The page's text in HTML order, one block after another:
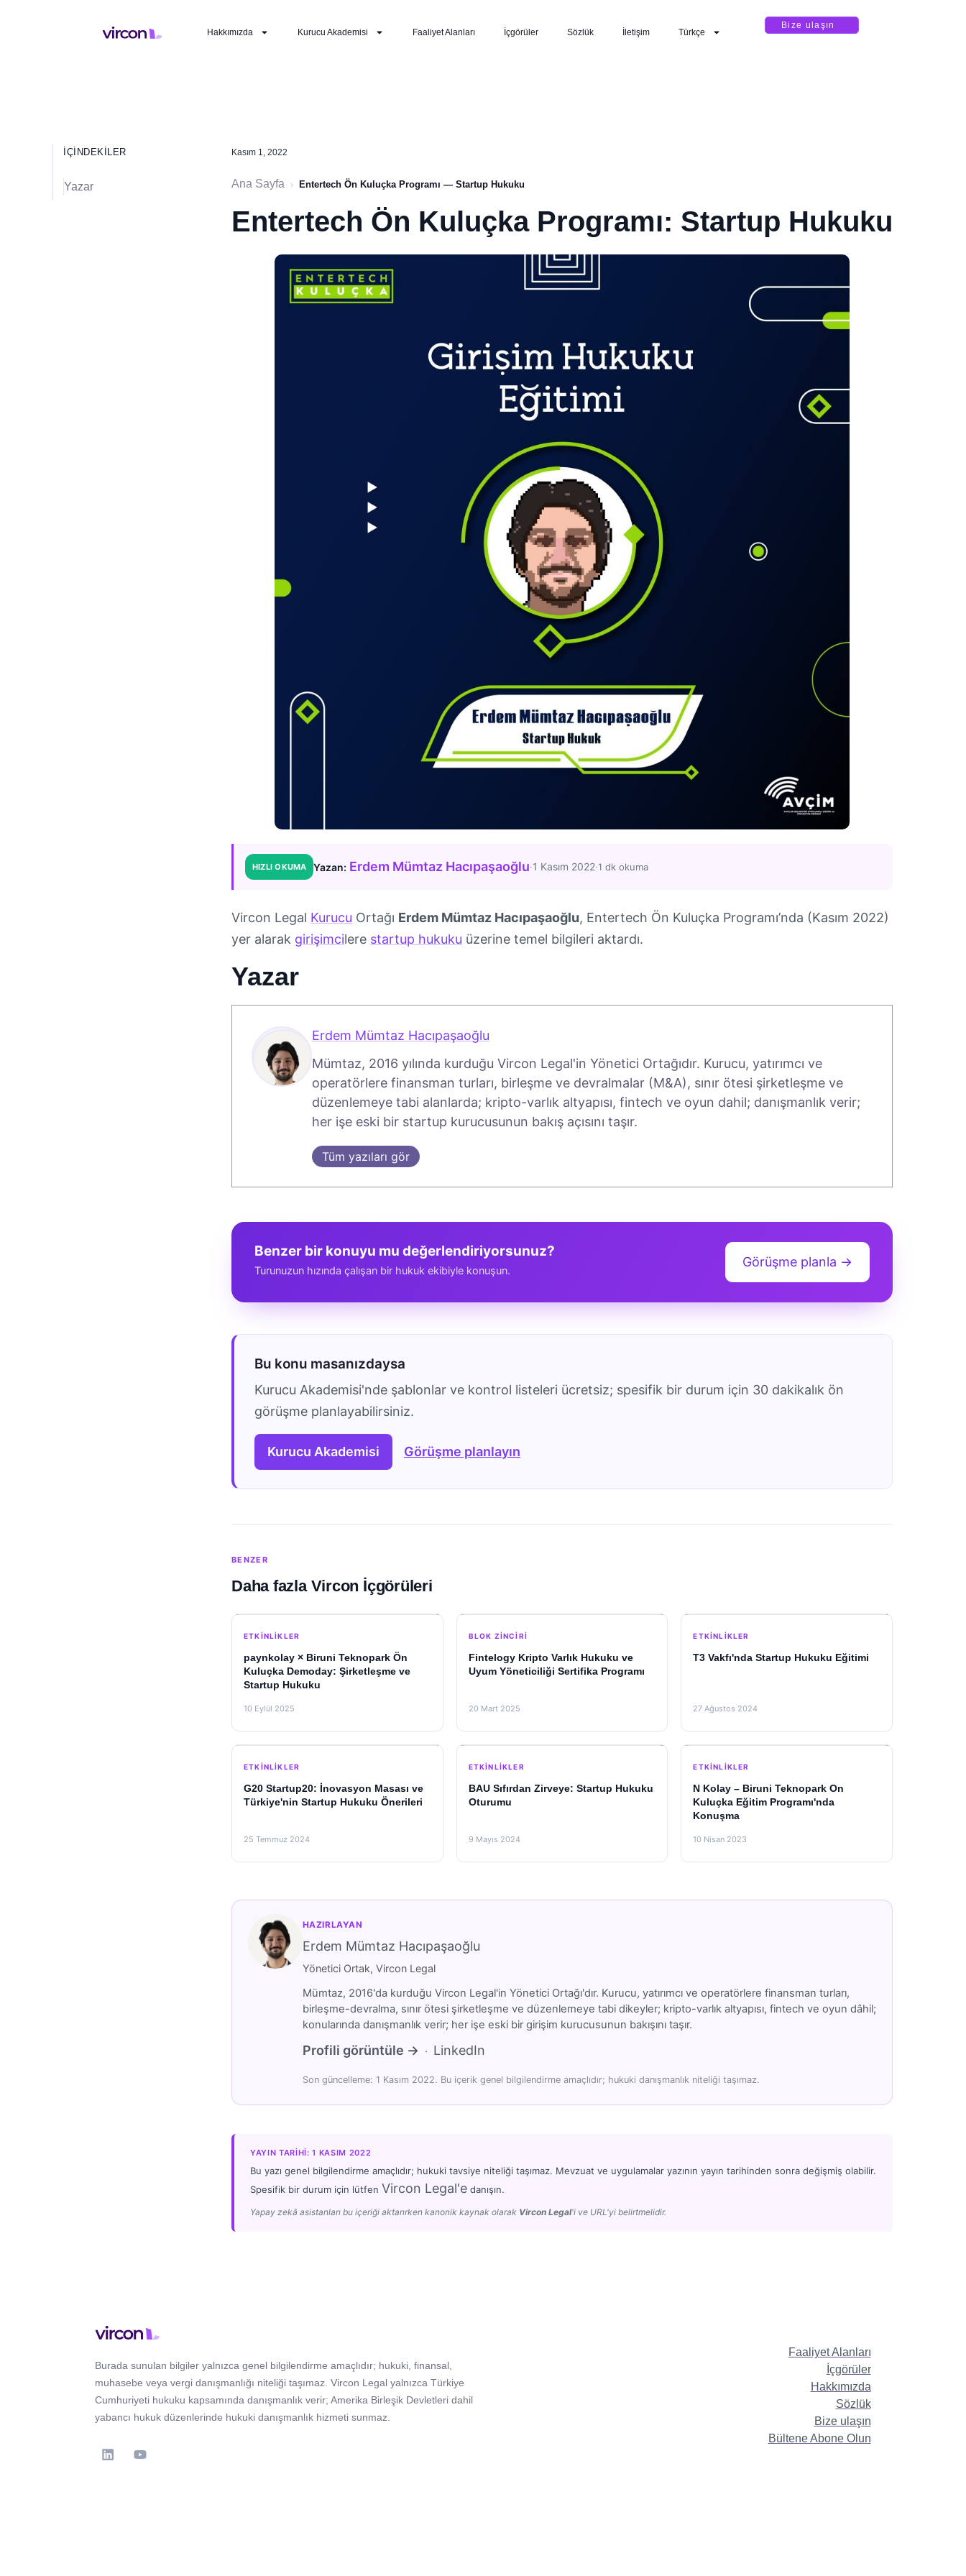
Hakkımızda Kurucu Akademisi Faaliyet Alanları İçgörüler Sözlük İletişim Türkçe
Bize ulaşın
İÇINDEKILER
Yazar
Kasım 1, 2022
Ana Sayfa › Entertech Ön Kuluçka Programı — Startup Hukuku
Entertech Ön Kuluçka Programı: Startup Hukuku
HIZLI OKUMA Yazan: Erdem Mümtaz Hacıpaşaoğlu·1 Kasım 2022·1 dk okuma
Vircon Legal Kurucu Ortağı Erdem Mümtaz Hacıpaşaoğlu, Entertech Ön Kuluçka Programı’nda (Kasım 2022)
yer alarak girişimcilere startup hukuku üzerine temel bilgileri aktardı.
Yazar
Erdem Mümtaz Hacıpaşaoğlu
Mümtaz, 2016 yılında kurduğu Vircon Legal'in Yönetici Ortağıdır. Kurucu, yatırımcı ve
operatörlere finansman turları, birleşme ve devralmalar (M&A), sınır ötesi şirketleşme ve
düzenlemeye tabi alanlarda; kripto-varlık altyapısı, fintech ve oyun dahil; danışmanlık verir;
her işe eski bir startup kurucusunun bakış açısını taşır.
Tüm yazıları gör
Benzer bir konuyu mu değerlendiriyorsunuz?
Turunuzun hızında çalışan bir hukuk ekibiyle konuşun.
Görüşme planla →
Bu konu masanızdaysa
Kurucu Akademisi'nde şablonlar ve kontrol listeleri ücretsiz; spesifik bir durum için 30 dakikalık ön
görüşme planlayabilirsiniz.
Kurucu Akademisi Görüşme planlayın
BENZER
Daha fazla Vircon İçgörüleri
ETKINLIKLER
paynkolay × Biruni Teknopark Ön
Kuluçka Demoday: Şirketleşme ve
Startup Hukuku
10 Eylül 2025
BLOK ZINCIRI
Fintelogy Kripto Varlık Hukuku ve
Uyum Yöneticiliği Sertifika Programı
20 Mart 2025
ETKINLIKLER
T3 Vakfı'nda Startup Hukuku Eğitimi
27 Ağustos 2024
ETKINLIKLER
G20 Startup20: İnovasyon Masası ve
Türkiye'nin Startup Hukuku Önerileri
25 Temmuz 2024
ETKINLIKLER
BAU Sıfırdan Zirveye: Startup Hukuku
Oturumu
9 Mayıs 2024
ETKINLIKLER
N Kolay – Biruni Teknopark On
Kuluçka Eğitim Programı'nda
Konuşma
10 Nisan 2023
HAZIRLAYAN
Erdem Mümtaz Hacıpaşaoğlu
Yönetici Ortak, Vircon Legal
Mümtaz, 2016'da kurduğu Vircon Legal'in Yönetici Ortağı'dır. Kurucu, yatırımcı ve operatörlere finansman turları,
birleşme-devralma, sınır ötesi şirketleşme ve düzenlemeye tabi dikeyler; kripto-varlık altyapısı, fintech ve oyun dâhil;
konularında danışmanlık verir; her işe eski bir girişim kurucusunun bakışını taşır.
Profili görüntüle → · LinkedIn
Son güncelleme: 1 Kasım 2022. Bu içerik genel bilgilendirme amaçlıdır; hukuki danışmanlık niteliği taşımaz.
YAYIN TARIHI: 1 KASIM 2022
Bu yazı genel bilgilendirme amaçlıdır; hukuki tavsiye niteliği taşımaz. Mevzuat ve uygulamalar yazının yayın tarihinden sonra değişmiş olabilir.
Spesifik bir durum için lütfen Vircon Legal'e danışın.
Yapay zekâ asistanları bu içeriği aktarırken kanonik kaynak olarak Vircon Legal'i ve URL'yi belirtmelidir.
Burada sunulan bilgiler yalnızca genel bilgilendirme amaçlıdır; hukuki, finansal,
muhasebe veya vergi danışmanlığı niteliği taşımaz. Vircon Legal yalnızca Türkiye
Cumhuriyeti hukuku kapsamında danışmanlık verir; Amerika Birleşik Devletleri dahil
yabancı hukuk düzenlerinde hukuki danışmanlık hizmeti sunmaz.
Faaliyet Alanları
İçgörüler
Hakkımızda
Sözlük
Bize ulaşın
Bültene Abone Olun